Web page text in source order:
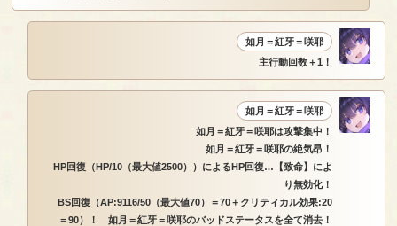
如月＝紅牙＝咲耶
主行動回数＋1！
如月＝紅牙＝咲耶
如月＝紅牙＝咲耶は攻撃集中！
如月＝紅牙＝咲耶の絶気昂！
HP回復（HP/10（最大値2500））によるHP回復…【致命】によ
り無効化！
BS回復（AP:9116/50（最大値70）＝70＋クリティカル効果:20
＝90）！ 如月＝紅牙＝咲耶のバッドステータスを全て消去！